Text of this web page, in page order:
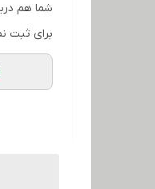
شما هم
برای ثبت